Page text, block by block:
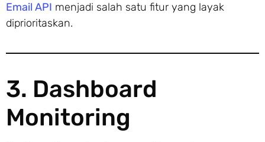
Email API menjadi salah satu fitur yang layak
diprioritaskan.
3. Dashboard
Monitoring